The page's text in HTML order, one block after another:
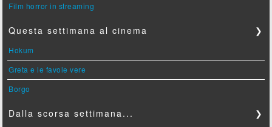
Film horror in streaming
Questa settimana al cinema ❯
Hokum
Greta e le favole vere
Borgo
Dalla scorsa settimana... ❯